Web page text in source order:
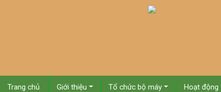
Trang chủ Giới thiệu Tổ chức bộ máy Hoạt động